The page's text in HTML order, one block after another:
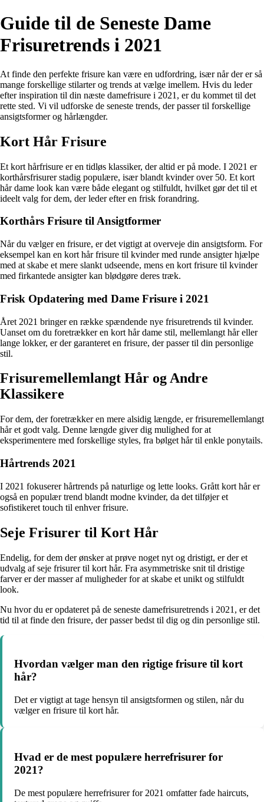
Guide til de Seneste Dame
Frisuretrends i 2021
At finde den perfekte frisure kan være en udfordring, især når der er så
mange forskellige stilarter og trends at vælge imellem. Hvis du leder
efter inspiration til din næste damefrisure i 2021, er du kommet til det
rette sted. Vi vil udforske de seneste trends, der passer til forskellige
ansigtsformer og hårlængder.
Kort Hår Frisure
Et kort hårfrisure er en tidløs klassiker, der altid er på mode. I 2021 er
korthårsfrisurer stadig populære, især blandt kvinder over 50. Et kort
hår dame look kan være både elegant og stilfuldt, hvilket gør det til et
ideelt valg for dem, der leder efter en frisk forandring.
Korthårs Frisure til Ansigtformer
Når du vælger en frisure, er det vigtigt at overveje din ansigtsform. For
eksempel kan en kort hår frisure til kvinder med runde ansigter hjælpe
med at skabe et mere slankt udseende, mens en kort frisure til kvinder
med firkantede ansigter kan blødgøre deres træk.
Frisk Opdatering med Dame Frisure i 2021
Året 2021 bringer en række spændende nye frisuretrends til kvinder.
Uanset om du foretrækker en kort hår dame stil, mellemlangt hår eller
lange lokker, er der garanteret en frisure, der passer til din personlige
stil.
Frisuremellemlangt Hår og Andre
Klassikere
For dem, der foretrækker en mere alsidig længde, er frisuremellemlangt
hår et godt valg. Denne længde giver dig mulighed for at
eksperimentere med forskellige styles, fra bølget hår til enkle ponytails.
Hårtrends 2021
I 2021 fokuserer hårtrends på naturlige og lette looks. Grått kort hår er
også en populær trend blandt modne kvinder, da det tilføjer et
sofistikeret touch til enhver frisure.
Seje Frisurer til Kort Hår
Endelig, for dem der ønsker at prøve noget nyt og dristigt, er der et
udvalg af seje frisurer til kort hår. Fra asymmetriske snit til dristige
farver er der masser af muligheder for at skabe et unikt og stilfuldt
look.
Nu hvor du er opdateret på de seneste damefrisuretrends i 2021, er det
tid til at finde den frisure, der passer bedst til dig og din personlige stil.
Hvordan vælger man den rigtige frisure til kort
hår?
Det er vigtigt at tage hensyn til ansigtsformen og stilen, når du
vælger en frisure til kort hår.
Hvad er de mest populære herrefrisurer for
2021?
De mest populære herrefrisurer for 2021 omfatter fade haircuts,